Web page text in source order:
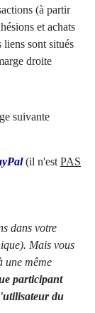
(à partir
et achats
liens sont situés
droite
suivante
(il n'est PAS
dans votre
Mais vous
une même
participant
du